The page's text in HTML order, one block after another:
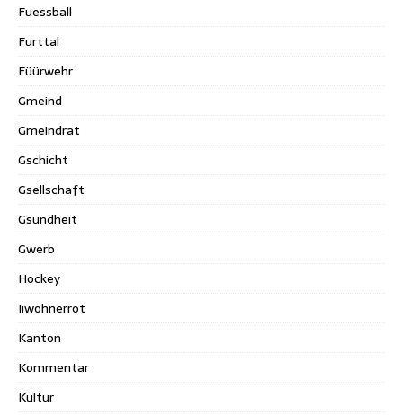
Fuessball
Furttal
Füürwehr
Gmeind
Gmeindrat
Gschicht
Gsellschaft
Gsundheit
Gwerb
Hockey
Iiwohnerrot
Kanton
Kommentar
Kultur